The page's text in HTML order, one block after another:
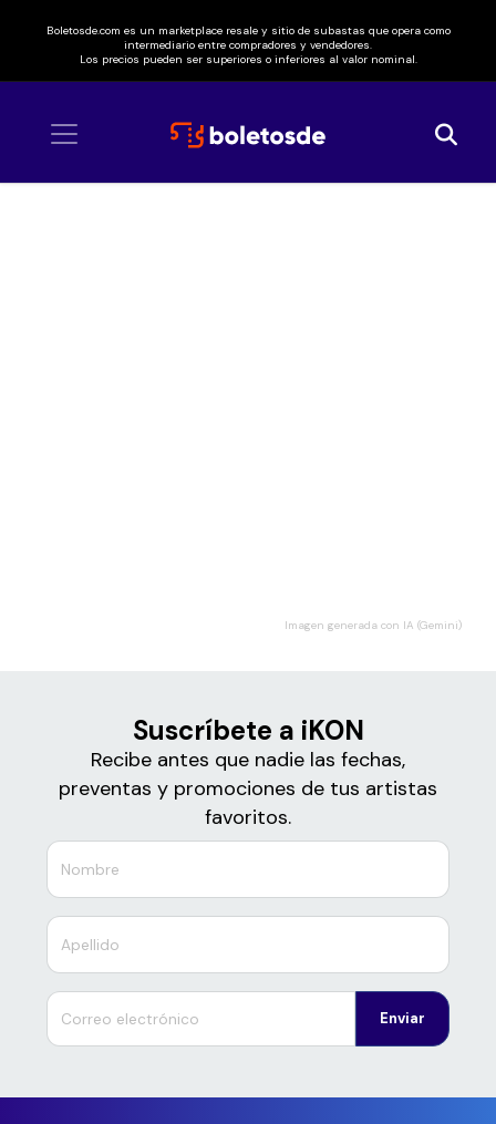
Boletosde.com es un marketplace resale y sitio de subastas que opera como
intermediario entre compradores y vendedores.
Los precios pueden ser superiores o inferiores al valor nominal.
Imagen generada con IA (Gemini)
Suscríbete a iKON
Recibe antes que nadie las fechas,
preventas y promociones de tus artistas
favoritos.
Enviar